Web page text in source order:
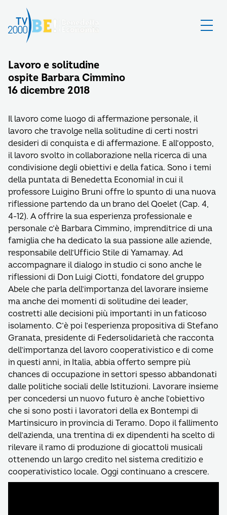
Lavoro e solitudine
ospite Barbara Cimmino
16 dicembre 2018
Il lavoro come luogo di affermazione personale, il
lavoro che travolge nella solitudine di certi nostri
desideri di conquista e di affermazione. E all’opposto,
il lavoro svolto in collaborazione nella ricerca di una
condivisione degli obiettivi e della fatica. Sono i temi
della puntata di Benedetta Economia! in cui il
professore Luigino Bruni offre lo spunto di una nuova
riflessione partendo da un brano del Qoelet (Cap. 4,
4-12). A offrire la sua esperienza professionale e
personale c’è Barbara Cimmino, imprenditrice di una
famiglia che ha dedicato la sua passione alle aziende,
responsabile dell’Ufficio Stile di Yamamay. Ad
accompagnare il dialogo in studio ci sono anche le
riflessioni di Don Luigi Ciotti, fondatore del gruppo
Abele che parla dell’importanza del lavorare insieme
ma anche dei momenti di solitudine dei leader,
costretti alle decisioni più importanti in un faticoso
isolamento. C’è poi l’esperienza propositiva di Stefano
Granata, presidente di Federsolidarietà che racconta
dell’importanza del lavoro cooperativistico e di come
in questi anni, in Italia, abbia offerto sempre più
chances di occupazione in settori spesso abbandonati
dalle politiche sociali delle Istituzioni. Lavorare insieme
per concedersi un nuovo futuro è anche l’obiettivo
che si sono posti i lavoratori della ex Bontempi di
Martinsicuro in provincia di Teramo. Dopo il fallimento
dell’azienda, una trentina di ex dipendenti ha scelto di
rilevare il ramo di produzione di giocattoli musicali
ottenendo un largo credito nel sistema creditizio e
cooperativistico locale. Oggi continuano a crescere.